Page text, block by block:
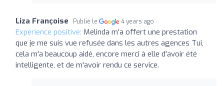
Liza Françoise Publié le 4 years ago
Expérience positive: Melinda m'a offert une prestation
que je me suis vue refusée dans les autres agences Tui,
cela m'a beaucoup aidé, encore merci à elle d'avoir été
intelligente, et de m'avoir rendu ce service.